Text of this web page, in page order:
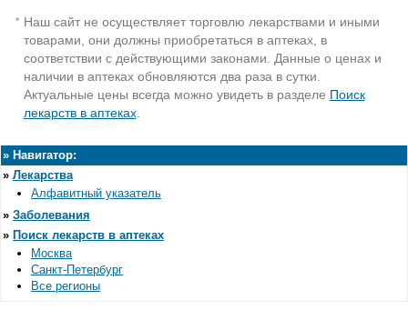
* Наш сайт не осуществляет торговлю лекарствами и иными
товарами, они должны приобретаться в аптеках, в
соответствии с действующими законами. Данные о ценах и
наличии в аптеках обновляются два раза в сутки.
Актуальные цены всегда можно увидеть в разделе Поиск
лекарств в аптеках.
» Навигатор:
» Лекарства
Алфавитный указатель
» Заболевания
» Поиск лекарств в аптеках
Москва
Санкт-Петербург
Все регионы